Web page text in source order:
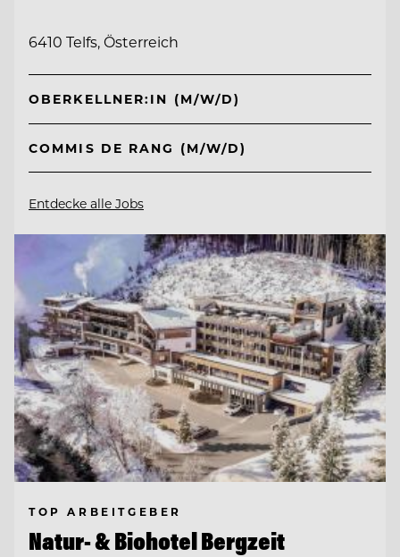
6410 Telfs, Österreich
OBERKELLNER:IN (M/W/D)
COMMIS DE RANG (M/W/D)
Entdecke alle Jobs
TOP ARBEITGEBER
Natur- & Biohotel Bergzeit